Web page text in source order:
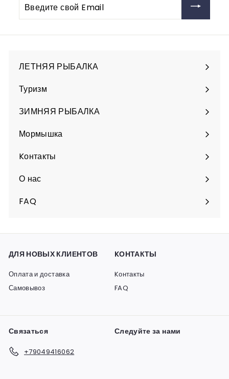
б
свой
ЛЕТНЯЯ РЫБАЛКА
Разверните
подменю
Туризм
Разверните
подменю
ЗИМНЯЯ РЫБАЛКА
Разверните
подменю
Мормышка
Разверните
подменю
Kонтакты
О нас
FAQ
ДЛЯ НОВЫХ КЛИЕНТОВ
Оплата и доставка
Самовывоз
KОНТАКТЫ
Kонтакты
FAQ
Связаться
+79049416062
Следуйте за нами